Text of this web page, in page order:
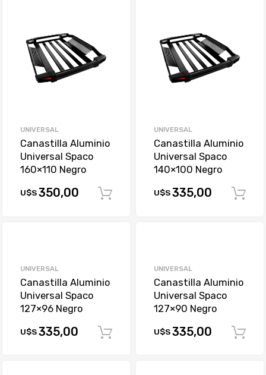
UNIVERSAL
Canastilla Aluminio
Universal Spaco
160×110 Negro
U$S350,00 Comprar
UNIVERSAL
Canastilla Aluminio
Universal Spaco
140×100 Negro
U$S335,00
UNIVERSAL
Canastilla Aluminio
Universal Spaco
127×96 Negro
U$S335,00 Comprar
UNIVERSAL
Canastilla Aluminio
Universal Spaco
127×90 Negro
U$S335,00